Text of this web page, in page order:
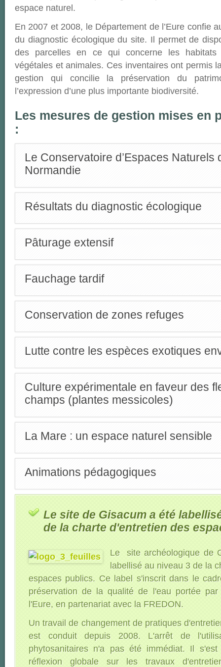
espace naturel.
En 2007 et 2008, le Département de l’Eure confie
du diagnostic écologique du site. Il permet de
des parcelles en ce qui concerne les habitats
végétales et animales. Ces inventaires ont permis
gestion qui concilie la préservation du
l’expression d’une plus importante biodiversité.
Les mesures de gestion mises en
:
Le Conservatoire d’Espaces Naturels
Normandie
Résultats du diagnostic écologique
Pâturage extensif
Fauchage tardif
Conservation de zones refuges
Lutte contre les espèces exotiques
Culture expérimentale en faveur des
champs (plantes messicoles)
La Mare : un espace naturel sensible
Animations pédagogiques
Le site de Gisacum a été
de la charte d'entretien des
Le site archéologique de
labellisé au niveau 3 de la
espaces publics. Ce label s'inscrit dans le
préservation de la qualité de l'eau portée
l'Eure, en partenariat avec la FREDON.
Un travail de changement de pratiques
est conduit depuis 2008. L'arrêt de
phytosanitaires n'a pas été immédiat. Il s'est
réflexion globale sur les travaux